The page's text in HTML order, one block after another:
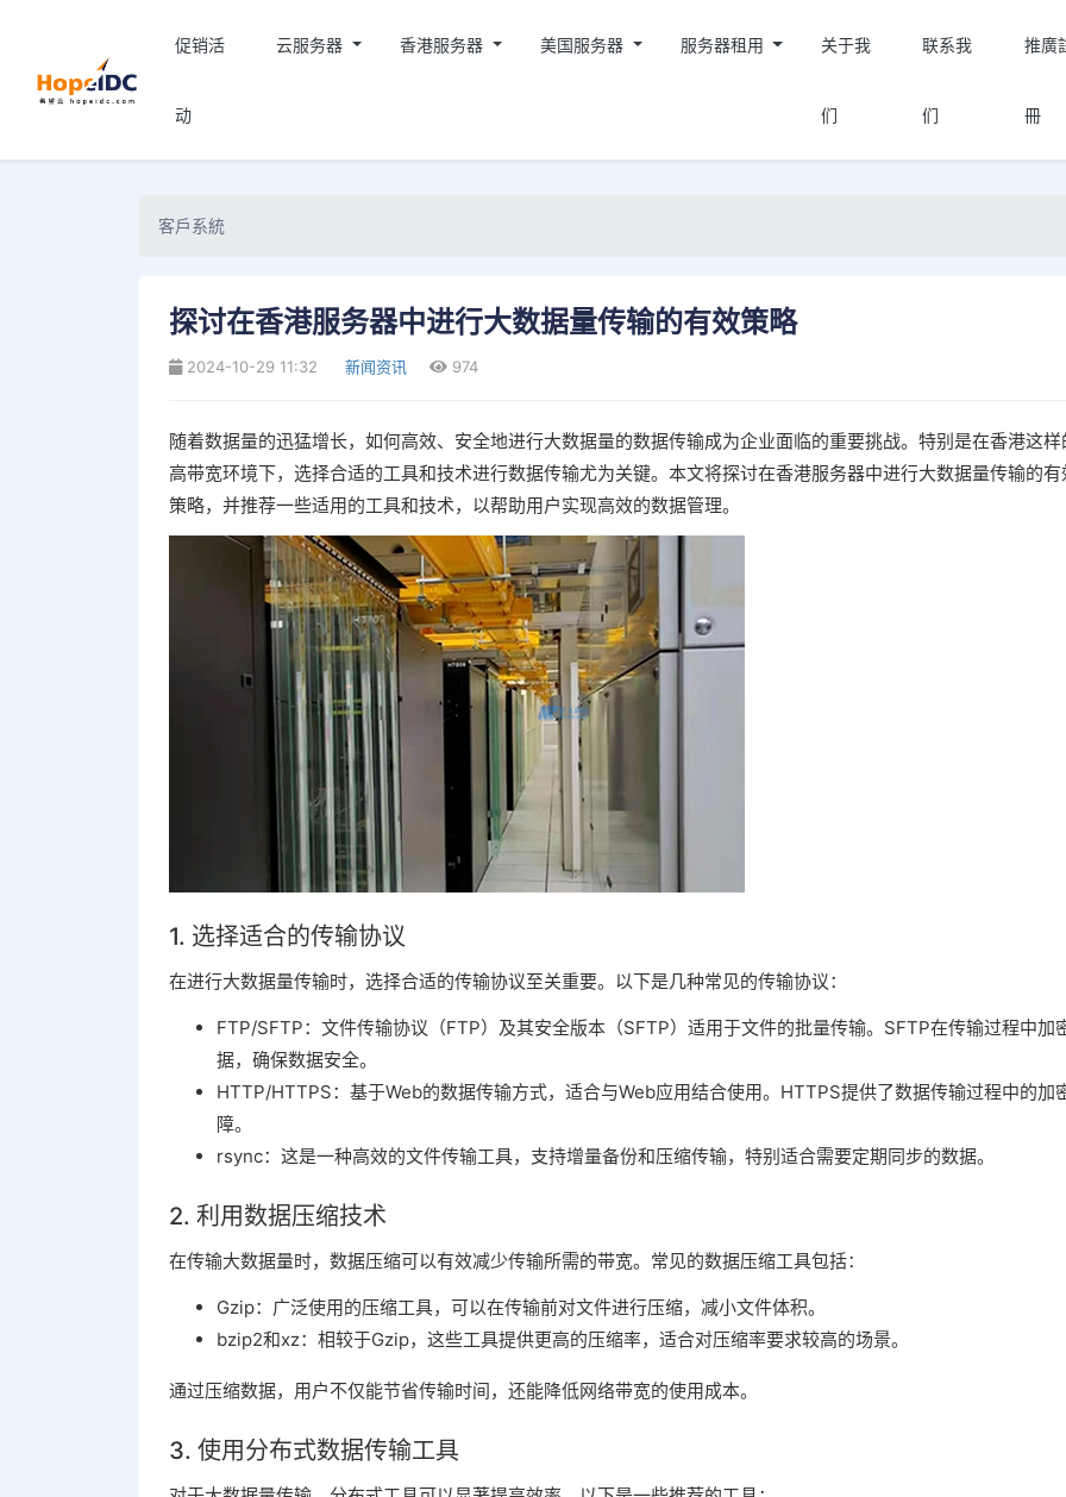
促销活
动
云服务器 香港服务器 美国服务器 服务器租用 关于我
们
联系我
们
推廣
冊
客戶系統
探讨在香港服务器中进行大数据量传输的有效策略
2024-10-29 11:32 新闻资讯 974
随着数据量的迅猛增长，如何高效、安全地进行大数据量的数据传输成为企业面临的重要挑战。特别是在香港这样
高带宽环境下，选择合适的工具和技术进行数据传输尤为关键。本文将探讨在香港服务器中进行大数据量传输的有
策略，并推荐一些适用的工具和技术，以帮助用户实现高效的数据管理。
1. 选择适合的传输协议
在进行大数据量传输时，选择合适的传输协议至关重要。以下是几种常见的传输协议：
FTP/SFTP：文件传输协议（FTP）及其安全版本（SFTP）适用于文件的批量传输。SFTP在传输过程中加
据，确保数据安全。
HTTP/HTTPS：基于Web的数据传输方式，适合与Web应用结合使用。HTTPS提供了数据传输过程中的加
障。
rsync：这是一种高效的文件传输工具，支持增量备份和压缩传输，特别适合需要定期同步的数据。
2. 利用数据压缩技术
在传输大数据量时，数据压缩可以有效减少传输所需的带宽。常见的数据压缩工具包括：
Gzip：广泛使用的压缩工具，可以在传输前对文件进行压缩，减小文件体积。
bzip2和xz：相较于Gzip，这些工具提供更高的压缩率，适合对压缩率要求较高的场景。
通过压缩数据，用户不仅能节省传输时间，还能降低网络带宽的使用成本。
3. 使用分布式数据传输工具